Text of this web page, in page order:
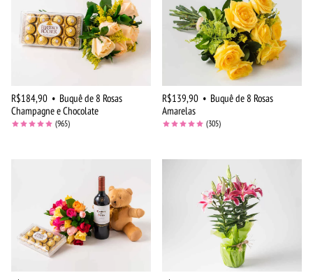
R$184,90 • Buquê de 8 Rosas
Champagne e Chocolate
(965)
R$139,90 • Buquê de 8 Rosas
Amarelas
(305)